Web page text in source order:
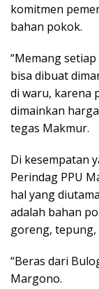
komitmen
bahan pokok.
“Memang
bisa dibuat
di waru, karena
dimainkan
tegas Makmur.
Di kesempatan
Perindag PPU
hal yang
adalah bahan
goreng, tepung,
“Beras dari
Margono.